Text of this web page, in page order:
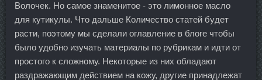
Волочек. Но самое знаменитое - это лимонное масло
для кутикулы. Что дальше Количество статей будет
расти, поэтому мы сделали оглавление в блоге чтобы
было удобно изучать материалы по рубрикам и идти от
простого к сложному. Некоторые из них обладают
раздражающим действием на кожу, другие принадлежат